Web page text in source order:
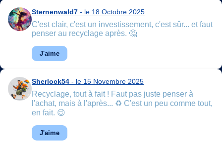
Sternenwald7 - le 18 Octobre 2025
C'est clair, c'est un investissement, c'est sûr... et faut
penser au recyclage après. 🤔
J'aime
Sherlock54 - le 15 Novembre 2025
Recyclage, tout à fait ! Faut pas juste penser à
l'achat, mais à l'après... ♻️ C'est un peu comme tout,
en fait. 😉
J'aime